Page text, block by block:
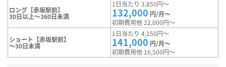
ロング【赤坂駅前】
30日以上～360日未満
1日当たり 3,850円～
132,000 円/月～
初期費用他 22,000円～
ショート【赤坂駅前】
～30日未満
1日当たり 4,150円～
141,000 円/月～
初期費用他 16,500円～